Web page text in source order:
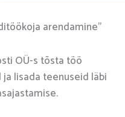
arendamine”
OÜ-s tõsta töö
lisada teenuseid läbi